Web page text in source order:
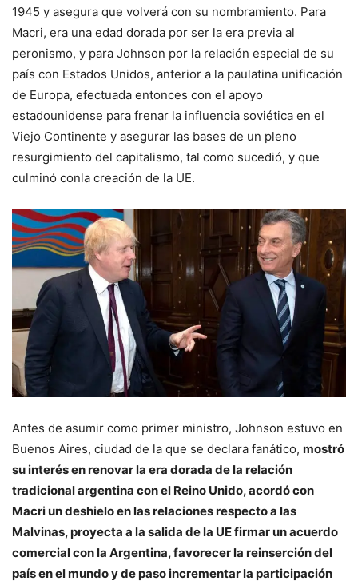
1945 y asegura que volverá con su nombramiento. Para
Macri, era una edad dorada por ser la era previa al
peronismo, y para Johnson por la relación especial de su
país con Estados Unidos, anterior a la paulatina unificación
de Europa, efectuada entonces con el apoyo
estadounidense para frenar la influencia soviética en el
Viejo Continente y asegurar las bases de un pleno
resurgimiento del capitalismo, tal como sucedió, y que
culminó conla creación de la UE.
Antes de asumir como primer ministro, Johnson estuvo en
Buenos Aires, ciudad de la que se declara fanático, mostró
su interés en renovar la era dorada de la relación
tradicional argentina con el Reino Unido, acordó con
Macri un deshielo en las relaciones respecto a las
Malvinas, proyecta a la salida de la UE firmar un acuerdo
comercial con la Argentina, favorecer la reinserción del
país en el mundo y de paso incrementar la participación